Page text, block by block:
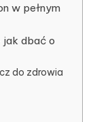
w pełnym
jak dbać o
do zdrowia